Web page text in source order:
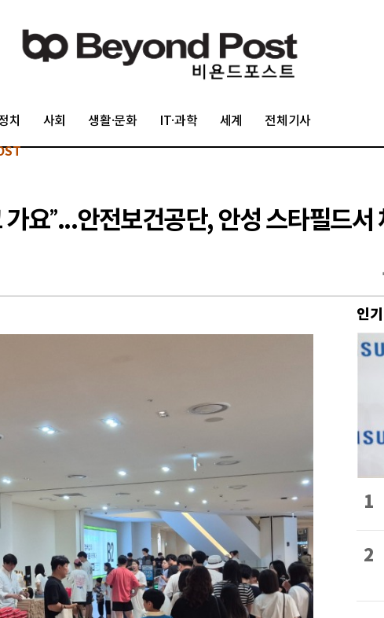
치 사회 생활·문화 IT·과학 세계 전체기사
요”...안전보건공단, 안성 스타필드서
인
1
2